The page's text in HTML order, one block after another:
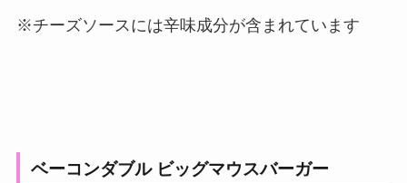
※チーズソースには辛味成分が含まれています
ベーコンダブル ビッグマウスバーガー